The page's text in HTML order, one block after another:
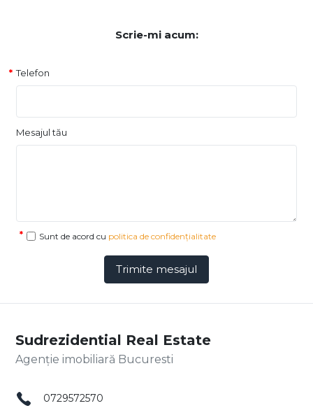
Scrie-mi acum:
Telefon
Mesajul tău
Sunt de acord cu politica de confidențialitate
Trimite mesajul
Sudrezidential Real Estate
Agenție imobiliară Bucuresti
0729572570